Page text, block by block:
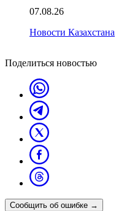
07.08.26
Новости Казахстана
Поделиться новостью
Сообщить об ошибке →